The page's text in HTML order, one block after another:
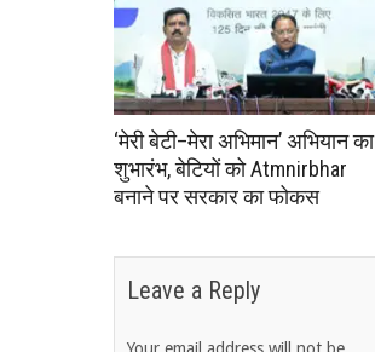
‘मेरी बेटी–मेरा अभिमान’ अभियान का
शुभारंभ, बेटियों को Atmnirbhar
बनाने पर सरकार का फोकस
Leave a Reply
Your email address will not be